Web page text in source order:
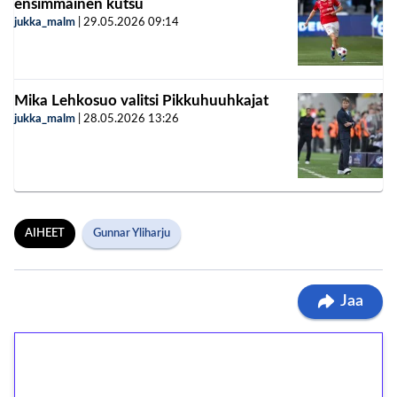
ensimmäinen kutsu
jukka_malm 29.05.2026 09:14
Mika Lehkosuo valitsi Pikkuhuuhkajat
jukka_malm 28.05.2026 13:26
AIHEET Gunnar Yliharju
Jaa